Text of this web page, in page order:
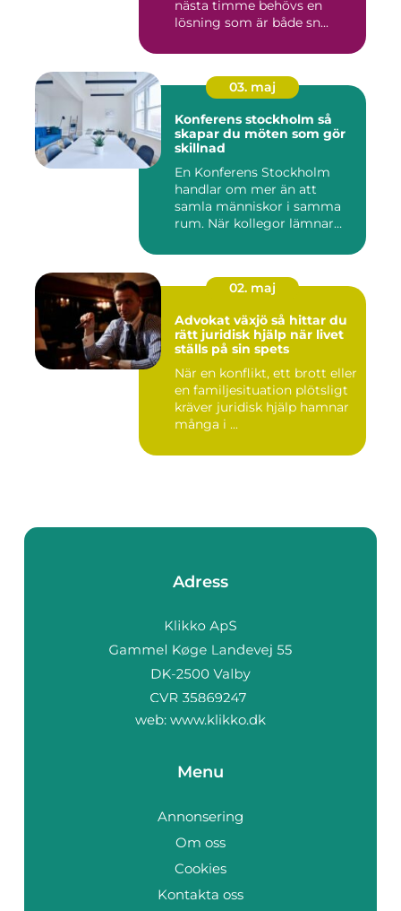
nästa timme behövs en
lösning som är både sn...
03. maj
Konferens stockholm så
skapar du möten som gör
skillnad
En Konferens Stockholm
handlar om mer än att
samla människor i samma
rum. När kollegor lämnar
02. maj
Advokat växjö så hittar du
rätt juridisk hjälp när livet
ställs på sin spets
När en konflikt, ett brott eller
en familjesituation plötsligt
kräver juridisk hjälp hamnar
många i ...
Adress
web: www.klikko.dk
Menu
Annonsering
Om oss
Cookies
Kontakta oss